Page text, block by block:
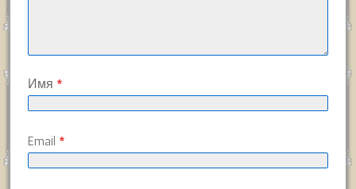
Имя *
Email *